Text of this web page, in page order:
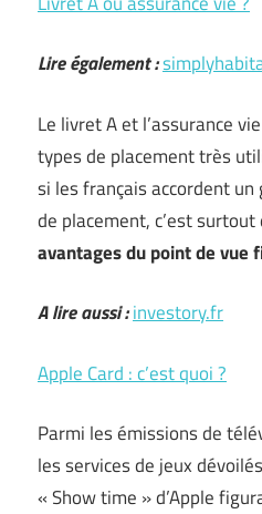
Lire également :
Le livret A et l’assurance
types de placement très
si les français accordent
de placement, c’est
avantages du point de vue
A lire aussi :investory.fr
Apple Card : c’est quoi ?
Parmi les émissions de
les services de jeux
« Show time » d’Apple